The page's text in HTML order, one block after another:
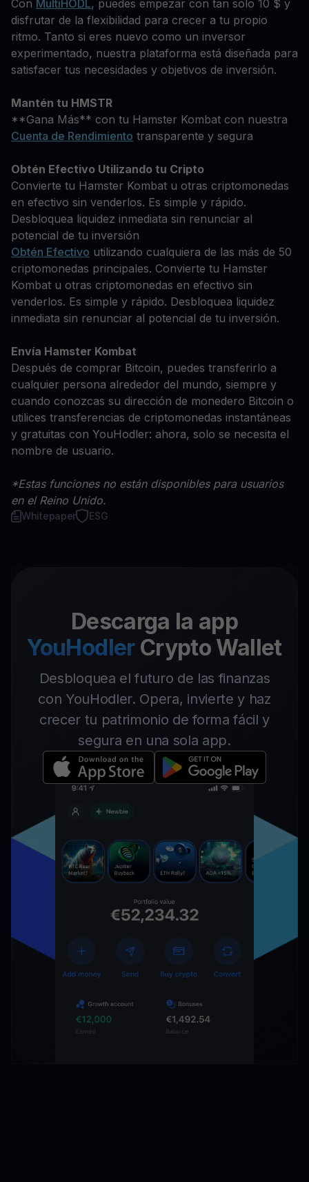
Con MultiHODL, puedes empezar con tan solo 10 $ y
disfrutar de la flexibilidad para crecer a tu propio
ritmo. Tanto si eres nuevo como un inversor
experimentado, nuestra plataforma está diseñada para
satisfacer tus necesidades y objetivos de inversión.
Mantén tu HMSTR
**Gana Más** con tu Hamster Kombat con nuestra
Cuenta de Rendimiento transparente y segura
Obtén Efectivo Utilizando tu Cripto
Convierte tu Hamster Kombat u otras criptomonedas
en efectivo sin venderlos. Es simple y rápido.
Desbloquea liquidez inmediata sin renunciar al
potencial de tu inversión
Obtén Efectivo utilizando cualquiera de las más de 50
criptomonedas principales. Convierte tu Hamster
Kombat u otras criptomonedas en efectivo sin
venderlos. Es simple y rápido. Desbloquea liquidez
inmediata sin renunciar al potencial de tu inversión.
Envía Hamster Kombat
Después de comprar Bitcoin, puedes transferirlo a
cualquier persona alrededor del mundo, siempre y
cuando conozcas su dirección de monedero Bitcoin o
utilices transferencias de criptomonedas instantáneas
y gratuitas con YouHodler: ahora, solo se necesita el
nombre de usuario.
*Estas funciones no están disponibles para usuarios
en el Reino Unido.
Whitepaper ESG
Descarga la app
YouHodler Crypto Wallet
Desbloquea el futuro de las finanzas
con YouHodler. Opera, invierte y haz
crecer tu patrimonio de forma fácil y
segura en una sola app.